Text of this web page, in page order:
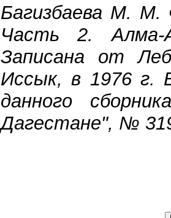
Багизбаева М. М.
Часть 2.
Записана от
Иссык, в 1976 г.
данного
Дагестане", №